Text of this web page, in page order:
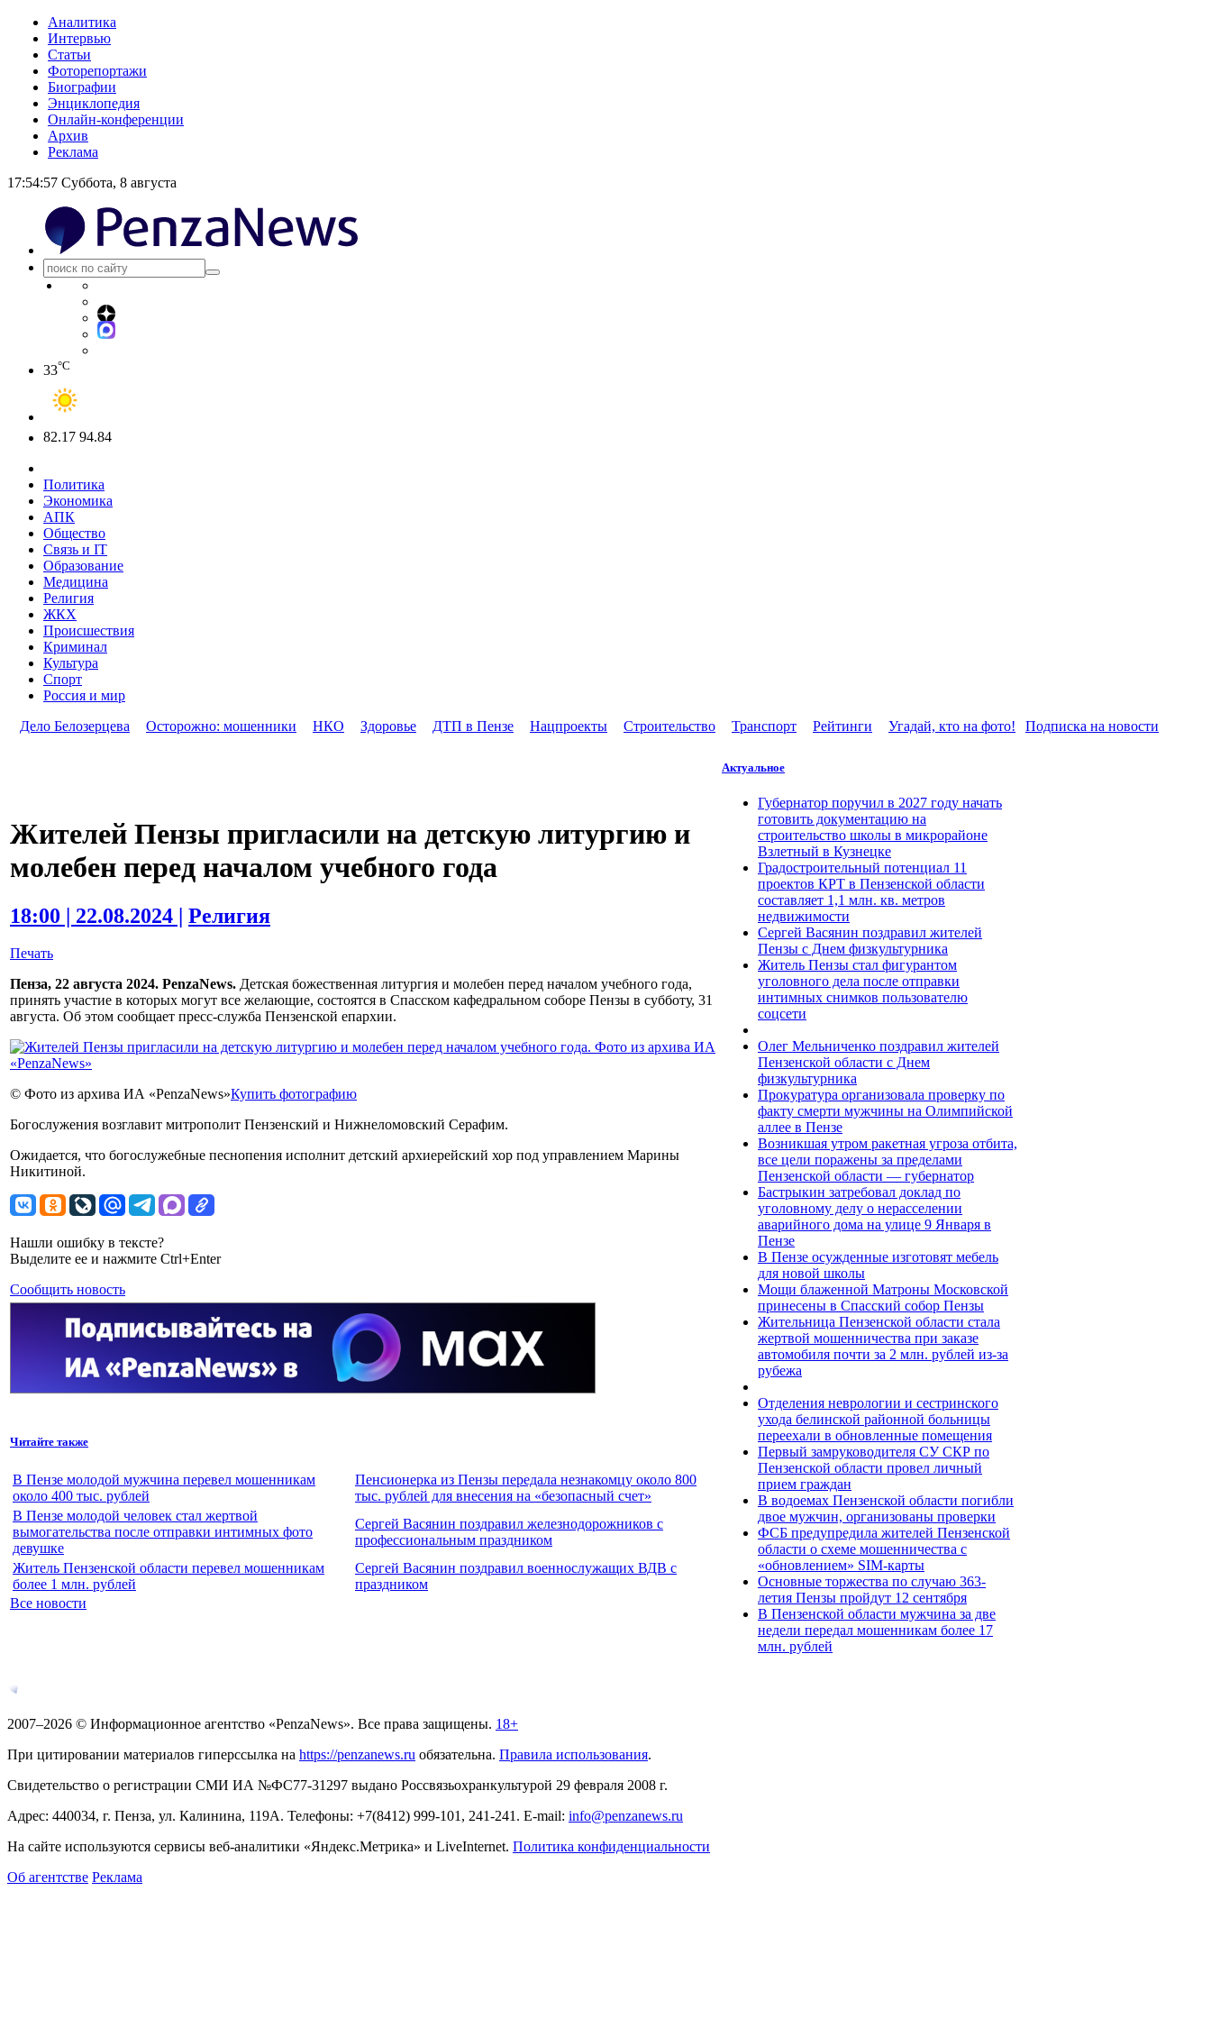
Аналитика
Интервью
Статьи
Фоторепортажи
Биографии
Энциклопедия
Онлайн-конференции
Архив
Реклама
17:54:58 Суббота, 8 августа
33°C
82.17 94.84
Политика
Экономика
АПК
Общество
Связь и IT
Образование
Медицина
Религия
ЖКХ
Происшествия
Криминал
Культура
Спорт
Россия и мир
Дело Белозерцева
Осторожно: мошенники НКО Здоровье ДТП в Пензе Нацпроекты Строительство Транспорт Рейтинги Угадай, кто на фото! Подписка на новости
Жителей Пензы пригласили на детскую литургию и
молебен перед началом учебного года
18:00 | 22.08.2024 | Религия
Печать
Пенза, 22 августа 2024. PenzaNews. Детская божественная литургия и молебен перед началом учебного года,
принять участие в которых могут все желающие, состоятся в Спасском кафедральном соборе Пензы в субботу, 31
августа. Об этом сообщает пресс-служба Пензенской епархии.
© Фото из архива ИА «PenzaNews»Купить фотографию
Богослужения возглавит митрополит Пензенский и Нижнеломовский Серафим.
Ожидается, что богослужебные песнопения исполнит детский архиерейский хор под управлением Марины
Никитиной.
Нашли ошибку в тексте?
Выделите ее и нажмите Ctrl+Enter
Сообщить новость
Читайте также
В Пензе молодой мужчина перевел мошенникам
около 400 тыс. рублей
Пенсионерка из Пензы передала незнакомцу около 800
тыс. рублей для внесения на «безопасный счет»
В Пензе молодой человек стал жертвой
вымогательства после отправки интимных фото
девушке
Сергей Васянин поздравил железнодорожников с
профессиональным праздником
Житель Пензенской области перевел мошенникам
более 1 млн. рублей
Сергей Васянин поздравил военнослужащих ВДВ с
праздником
Все новости
Актуальное
Губернатор поручил в 2027 году начать
готовить документацию на
строительство школы в микрорайоне
Взлетный в Кузнецке
Градостроительный потенциал 11
проектов КРТ в Пензенской области
составляет 1,1 млн. кв. метров
недвижимости
Сергей Васянин поздравил жителей
Пензы с Днем физкультурника
Житель Пензы стал фигурантом
уголовного дела после отправки
интимных снимков пользователю
соцсети
Олег Мельниченко поздравил жителей
Пензенской области с Днем
физкультурника
Прокуратура организовала проверку по
факту смерти мужчины на Олимпийской
аллее в Пензе
Возникшая утром ракетная угроза отбита,
все цели поражены за пределами
Пензенской области — губернатор
Бастрыкин затребовал доклад по
уголовному делу о нерасселении
аварийного дома на улице 9 Января в
Пензе
В Пензе осужденные изготовят мебель
для новой школы
Мощи блаженной Матроны Московской
принесены в Спасский собор Пензы
Жительница Пензенской области стала
жертвой мошенничества при заказе
автомобиля почти за 2 млн. рублей из-за
рубежа
Отделения неврологии и сестринского
ухода белинской районной больницы
переехали в обновленные помещения
Первый замруководителя СУ СКР по
Пензенской области провел личный
прием граждан
В водоемах Пензенской области погибли
двое мужчин, организованы проверки
ФСБ предупредила жителей Пензенской
области о схеме мошенничества c
«обновлением» SIM-карты
Основные торжества по случаю 363-
летия Пензы пройдут 12 сентября
В Пензенской области мужчина за две
недели передал мошенникам более 17
млн. рублей
2007–2026 © Информационное агентство «PenzaNews». Все права защищены. 18+
При цитировании материалов гиперссылка на https://penzanews.ru обязательна. Правила использования.
Свидетельство о регистрации СМИ ИА №ФС77-31297 выдано Россвязьохранкультурой 29 февраля 2008 г.
Адрес: 440034, г. Пенза, ул. Калинина, 119А. Телефоны: +7(8412) 999-101, 241-241 . E-mail: info@penzanews.ru
На сайте используются сервисы веб-аналитики «Яндекс.Метрика» и LiveInternet. Политика конфиденциальности
Об агентстве Реклама